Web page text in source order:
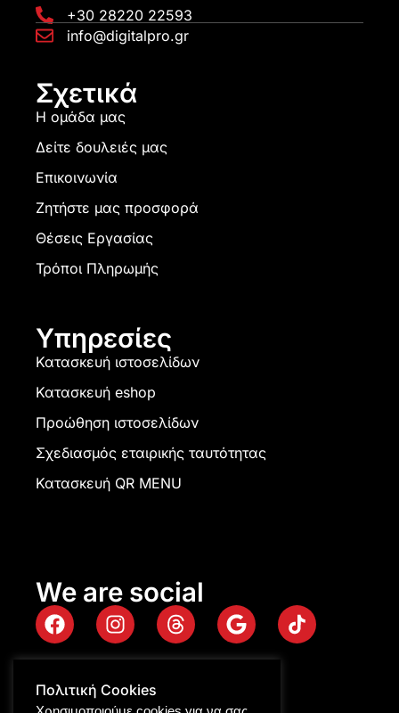
+30 28220 22593
info@digitalpro.gr
Σχετικά
Η ομάδα μας
Δείτε δουλειές μας
Επικοινωνία
Ζητήστε μας προσφορά
Θέσεις Εργασίας
Τρόποι Πληρωμής
Υπηρεσίες
Κατασκευή ιστοσελίδων
Κατασκευή eshop
Προώθηση ιστοσελίδων
Σχεδιασμός εταιρικής ταυτότητας
Κατασκευή QR MENU
We are social
Πολιτική Cookies